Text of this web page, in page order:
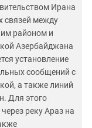
Ирана
связей между
районом и
Азербайджана
установление
сообщений с
а также линий
Для этого
реку Араз на